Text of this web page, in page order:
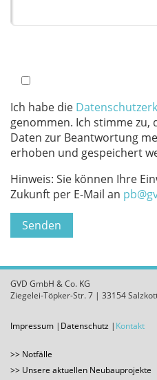
Ich habe die
genommen. Ich stimme zu,
Daten zur Beantwortung
erhoben und gespeichert
Hinweis: Sie können Ihre
Zukunft per E-Mail an
GVD GmbH & Co. KG
Ziegelei-Töpker-Str. 7 | 33154
Impressum Datenschutz Kontakt
Notfälle
Unsere aktuellen Neubauprojekte